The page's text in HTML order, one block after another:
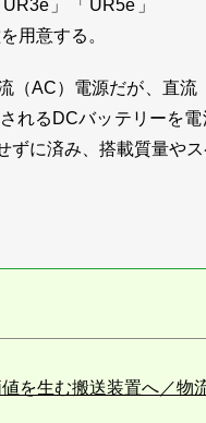
」「UR5e」
用意する。
AC）電源だが、直流
れるDCバッテリーを
ずに済み、搭載質量や
を生む搬送装置へ／物